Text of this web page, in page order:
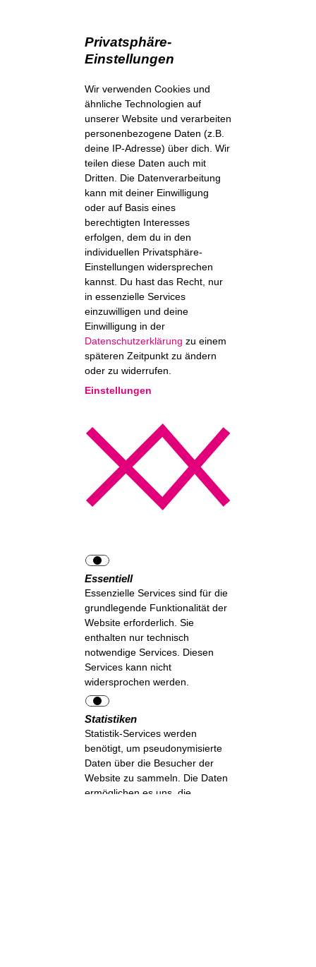
Privatsphäre-
Einstellungen
Wir verwenden Cookies und
ähnliche Technologien auf
unserer Website und verarbeiten
personenbezogene Daten (z.B.
deine IP-Adresse) über dich. Wir
teilen diese Daten auch mit
Dritten. Die Datenverarbeitung
kann mit deiner Einwilligung
oder auf Basis eines
berechtigten Interesses
erfolgen, dem du in den
individuellen Privatsphäre-
Einstellungen widersprechen
kannst. Du hast das Recht, nur
in essenzielle Services
einzuwilligen und deine
Einwilligung in der
Datenschutzerklärung zu einem
späteren Zeitpunkt zu ändern
oder zu widerrufen.
Einstellungen
Essentiell
Essenzielle Services sind für die
grundlegende Funktionalität der
Website erforderlich. Sie
enthalten nur technisch
notwendige Services. Diesen
Services kann nicht
widersprochen werden.
Statistiken
Statistik-Services werden
benötigt, um pseudonymisierte
Daten über die Besucher der
Website zu sammeln. Die Daten
ermöglichen es uns, die